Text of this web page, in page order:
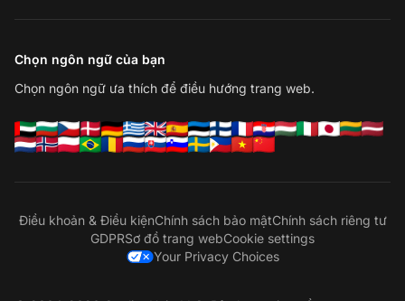
Chọn ngôn ngữ của bạn
Chọn ngôn ngữ ưa thích để điều hướng trang web.
Điều khoản & Điều kiệnChính sách bảo mậtChính sách riêng tư
GDPRSơ đồ trang webCookie settings
Your Privacy Choices